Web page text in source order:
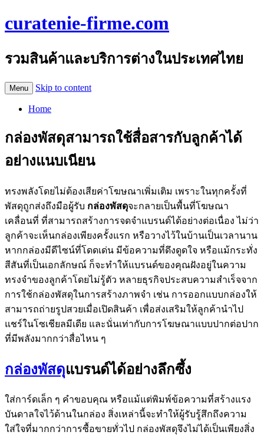
curatenie-firme.com
รวมสินค้าและบริการต่างในประเทศไทย
Menu Skip to content
Home
กล่องพัสดุสามารถใช้สื่อสารกับลูกค้าได้
อย่างแนบเนียน
ทรงพลังโดยไม่ต้องเสียค่าโฆษณาเพิ่มเติม เพราะในทุกครั้งที่
พัสดุถูกส่งถึงมือผู้รับ กล่องพัสดุจะกลายเป็นพื้นที่โฆษณา
เคลื่อนที่ ที่สามารถสร้างการจดจำแบรนด์ได้อย่างต่อเนื่อง ไม่ว่า
ลูกค้าจะเห็นกล่องเพียงครั้งแรก หรือวางไว้ในบ้านเป็นเวลานาน
หากกล่องมีดีไซน์ที่โดดเด่น มีข้อความที่ดึงดูดใจ หรือแม้กระทั่ง
สีสันที่เป็นเอกลักษณ์ ก็จะทำให้แบรนด์ของคุณฝังอยู่ในความ
ทรงจำของลูกค้าโดยไม่รู้ตัว หลายธุรกิจประสบความสำเร็จจาก
การใช้กล่องพัสดุในการสร้างภาพจำ เช่น การออกแบบกล่องให้
สามารถถ่ายรูปสวยเมื่อเปิดสินค้า เพื่อส่งเสริมให้ลูกค้านำไป
แชร์ในโซเชียลมีเดีย และนั่นเท่ากับการโฆษณาแบบปากต่อปาก
ที่มีพลังมากกว่าสื่อไหน ๆ
กล่องพัสดุแบรนด์ได้อย่างลึกซึ้ง
ใส่การ์ดเล็ก ๆ คำขอบคุณ หรือแม้แต่พิมพ์ข้อความที่สร้างแรง
บันดาลใจไว้ด้านในกล่อง สิ่งเหล่านี้จะทำให้ผู้รับรู้สึกถึงความ
ใส่ใจที่มากกว่าการซื้อขายทั่วไป กล่องพัสดุจึงไม่ได้เป็นเพียงสิ่ง